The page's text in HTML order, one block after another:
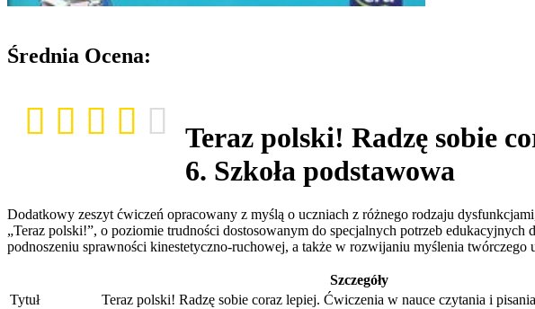
Średnia Ocena:
Teraz polski! Radzę sobie
6. Szkoła podstawowa
Dodatkowy zeszyt ćwiczeń opracowany z myślą o uczniach z różnego rodzaju
„Teraz polski!”, o poziomie trudności dostosowanym do specjalnych potrzeb
podnoszeniu sprawności kinestetyczno-ruchowej, a także w rozwijaniu myślenia
Szczegóły
Tytuł
Teraz polski! Radzę sobie coraz lepiej. Ćwiczenia w nauce czytania i